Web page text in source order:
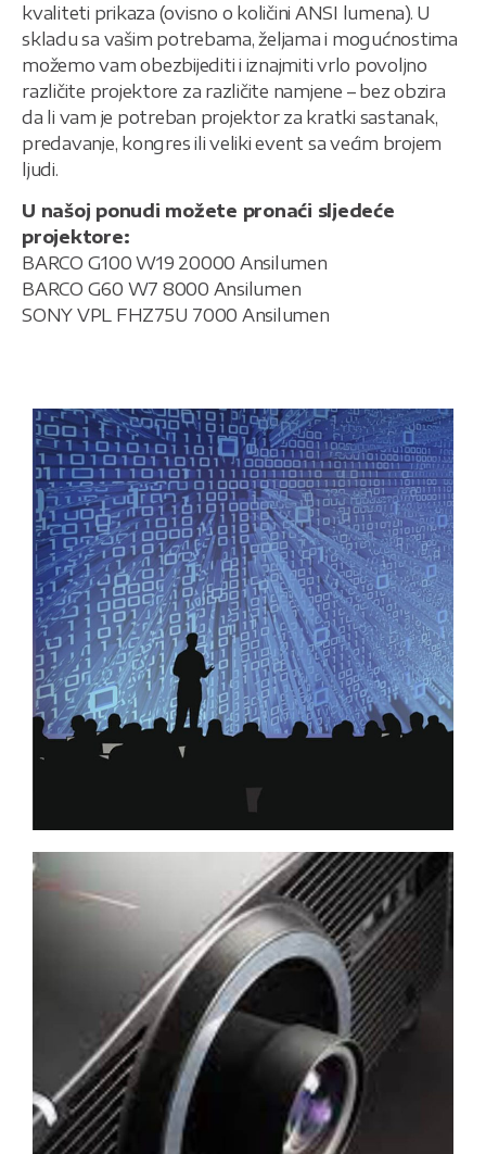
kvaliteti prikaza (ovisno o količini ANSI lumena). U
skladu sa vašim potrebama, željama i mogućnostima
možemo vam obezbijediti i iznajmiti vrlo povoljno
različite projektore za različite namjene – bez obzira
da li vam je potreban projektor za kratki sastanak,
predavanje, kongres ili veliki event sa većim brojem
ljudi.
U našoj ponudi možete pronaći sljedeće
projektore:
BARCO G100 W19 20000 Ansilumen
BARCO G60 W7 8000 Ansilumen
SONY VPL FHZ75U 7000 Ansilumen